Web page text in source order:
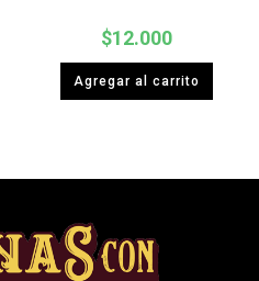
$12.000
Agregar al carrito